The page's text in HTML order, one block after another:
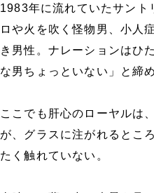
1983年に流れていたサント
ロや火を吹く怪物男、小人
き男性。ナレーションはひ
な男ちょっといない」と締
ここでも肝心のローヤルは
が、グラスに注がれるとこ
たく触れていない。